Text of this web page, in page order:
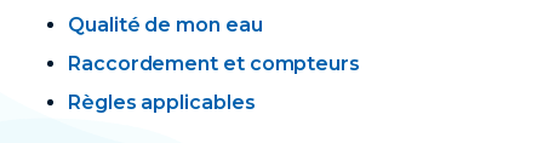
Qualité de mon eau
Raccordement et compteurs
Règles applicables